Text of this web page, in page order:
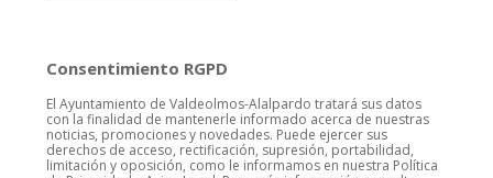
Consentimiento RGPD
El Ayuntamiento de Valdeolmos-Alalpardo tratará sus datos
con la finalidad de mantenerle informado acerca de nuestras
noticias, promociones y novedades. Puede ejercer sus
derechos de acceso, rectificación, supresión, portabilidad,
limitación y oposición, como le informamos en nuestra Política